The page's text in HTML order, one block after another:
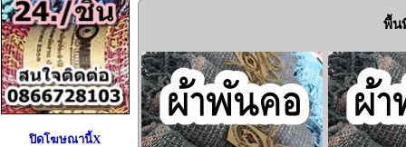
Sign In(บริษัท/องค์กร)
สถิติเว็บไซต์
พื้น
ปิดโฆษณานี้X